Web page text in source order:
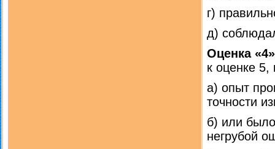
г)
д)
Оценка «4»
к оценке 5,
а) опыт
точности
б) или
негрубой